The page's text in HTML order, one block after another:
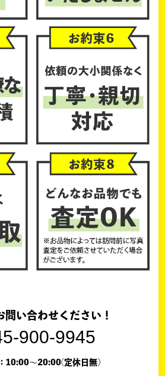
問い合わせください！
900-9945
10:00〜20:00(定休日無)